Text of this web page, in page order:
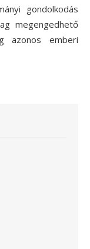
gondolkodás
megengedhető
azonos emberi